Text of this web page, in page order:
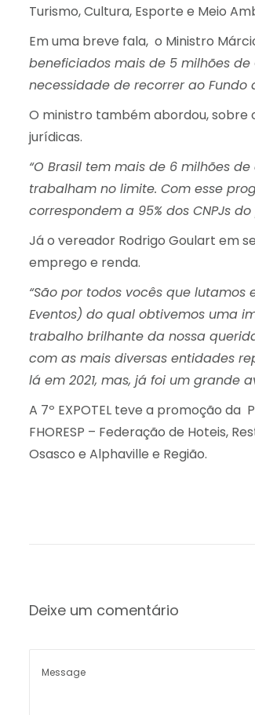
Turismo, Cultura, Esporte e Meio
Em uma breve fala, o Ministro
beneficiados mais de 5 milhões
necessidade de recorrer ao Fundo
O ministro também abordou, sobre
jurídicas.
“O Brasil tem mais de 6 milhões
trabalham no limite. Com esse
correspondem a 95% dos CNPJs
Já o vereador Rodrigo Goulart em
emprego e renda.
“São por todos vocês que
Eventos) do qual obtivemos uma
trabalho brilhante da nossa
com as mais diversas entidades
lá em 2021, mas, já foi um grande
A 7º EXPOTEL teve a promoção
FHORESP – Federação de Hoteis,
Osasco e Alphaville e Região.
Deixe um comentário